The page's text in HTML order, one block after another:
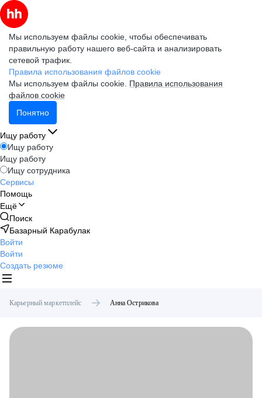
Мы используем файлы cookie, чтобы обеспечивать
правильную работу нашего веб-сайта и анализировать
сетевой трафик.
Правила использования файлов cookie
Мы используем файлы cookie. Правила использования
файлов cookie
Понятно
Ищу работу
Ищу работу
Ищу работу
Ищу сотрудника
Сервисы
Помощь
Ещё
Поиск
Базарный Карабулак
Войти
Войти
Создать резюме
Карьерный маркетплейс Анна Острикова